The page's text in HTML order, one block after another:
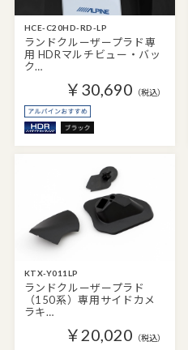
HCE-C20HD-RD-LP
ランドクルーザープラド専
用 HDRマルチビュー・バッ
ク…
￥30,690 （税込）
KTX-Y011LP
ランドクルーザープラド
（150系）専用サイドカメ
ラキ…
￥20,020 （税込）